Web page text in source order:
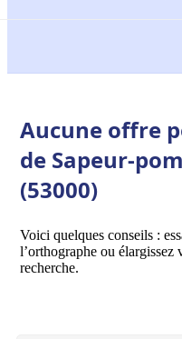
Aucune offre
de Sapeur-
(53000)
Voici quelques conseils :
l’orthographe ou élargissez
recherche.